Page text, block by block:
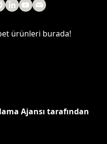
ürünleri burada!
Ajansı tarafından